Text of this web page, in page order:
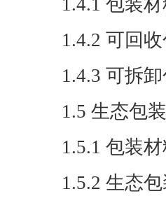
1.4.1 包装
1.4.2 可回
1.4.3 可拆
1.5 生态包
1.5.1 包装
1.5.2 生态